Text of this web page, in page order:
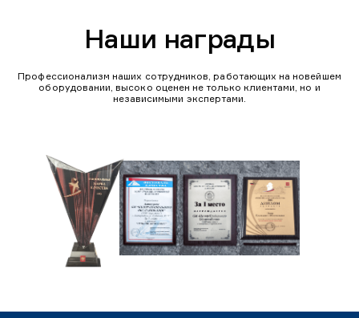
Наши награды
Профессионализм наших сотрудников, работающих на новейшем
оборудовании, высоко оценен не только клиентами, но и
независимыми экспертами.